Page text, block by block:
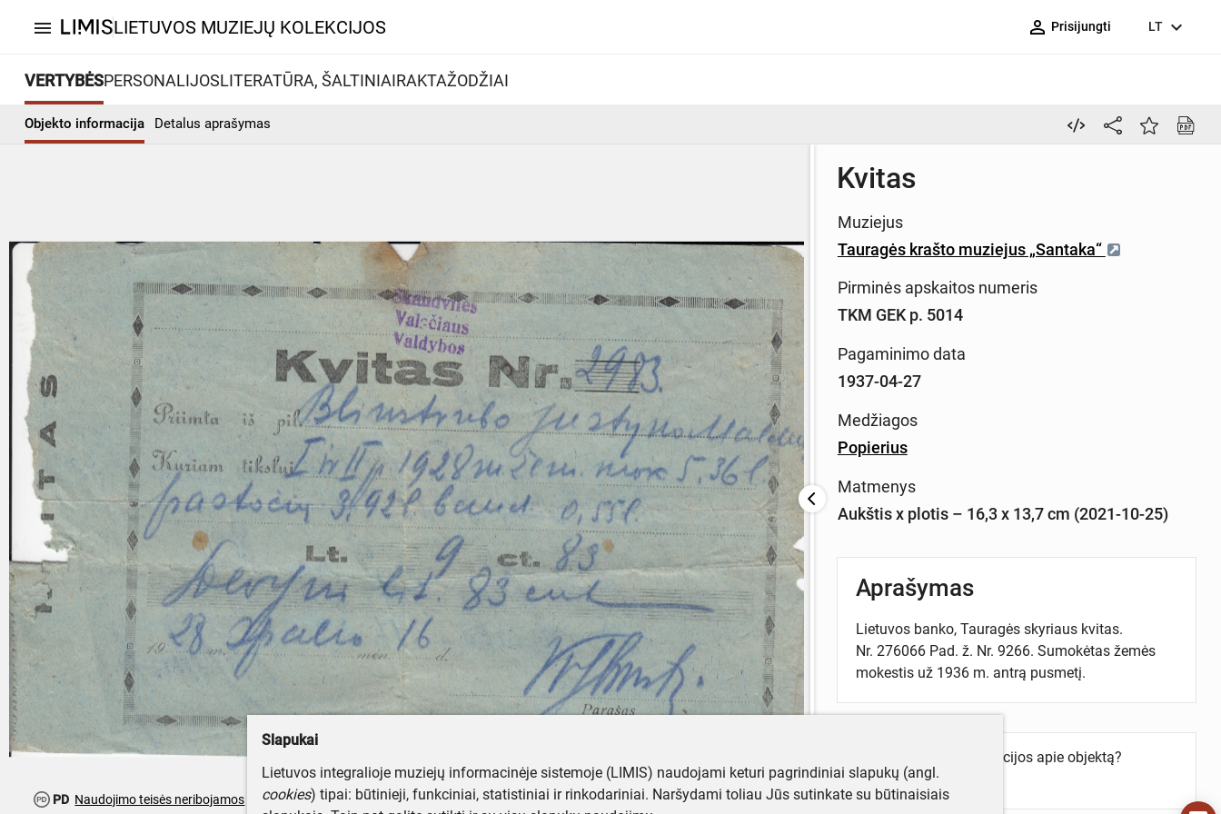
menu LIETUVOS MUZIEJŲ KOLEKCIJOS person_outline Prisijungti LT expand_more
VERTYBĖSPERSONALIJOSLITERATŪRA, ŠALTINIAIRAKTAŽODŽIAI
Objekto informacija Detalus aprašymas
PD Naudojimo teisės neribojamos
Kvitas
Muziejus
Tauragės krašto muziejus „Santaka“
Pirminės apskaitos numeris
TKM GEK p. 5014
Pagaminimo data
1937-04-27
Medžiagos
Popierius
Matmenys
Aukštis x plotis – 16,3 x 13,7 cm (2021-10-25)
Aprašymas
Lietuvos banko, Tauragės skyriaus kvitas.
Nr. 276066 Pad. ž. Nr. 9266. Sumokėtas žemės
mokestis už 1936 m. antrą pusmetį.
Turite daugiau informacijos apie objektą?
Parašykite mums!
Slapukai
Lietuvos integralioje muziejų informacinėje sistemoje (LIMIS) naudojami keturi pagrindiniai slapukų (angl.
cookies) tipai: būtinieji, funkciniai, statistiniai ir rinkodariniai. Naršydami toliau Jūs sutinkate su būtinaisiais